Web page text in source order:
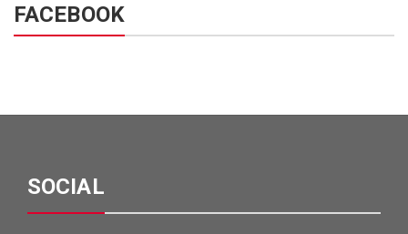
FACEBOOK
SOCIAL